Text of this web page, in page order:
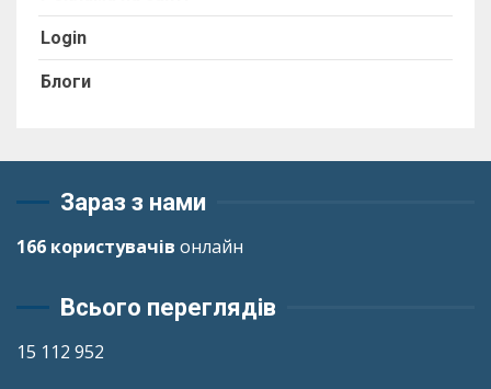
Login
Блоги
Зараз з нами
166 користувачів онлайн
Всього переглядів
15 112 952